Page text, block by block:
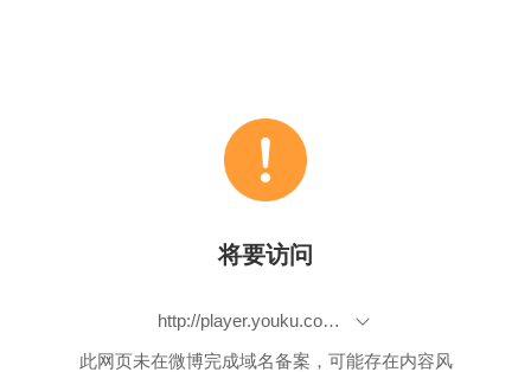
将要访问
http://player.youku.com/player.php/sid/XNDM5NzE5MDE2/v.swf
此网页未在微博完成域名备案，可能存在内容风